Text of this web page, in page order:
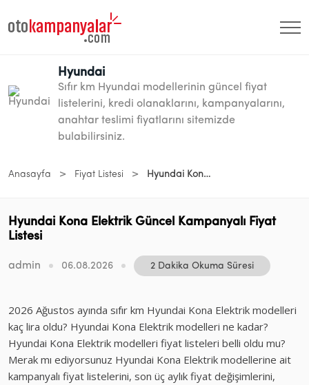
Hyundai
Sıfır km Hyundai modellerinin güncel fiyat
listelerini, kredi olanaklarını, kampanyalarını,
anahtar teslimi fiyatlarını sitemizde
bulabilirsiniz.
Anasayfa > Fiyat Listesi > Hyundai Kona Elektrik Güncel Kampanyalı Fiyat Listesi
Hyundai Kona Elektrik Güncel Kampanyalı Fiyat
Listesi
admin 06.08.2026 2 Dakika Okuma Süresi
2026 Ağustos ayında sıfır km Hyundai Kona Elektrik modelleri
kaç lira oldu? Hyundai Kona Elektrik modelleri ne kadar?
Hyundai Kona Elektrik modelleri fiyat listeleri belli oldu mu?
Merak mı ediyorsunuz Hyundai Kona Elektrik modellerine ait
kampanyalı fiyat listelerini, son üç aylık fiyat değişimlerini,